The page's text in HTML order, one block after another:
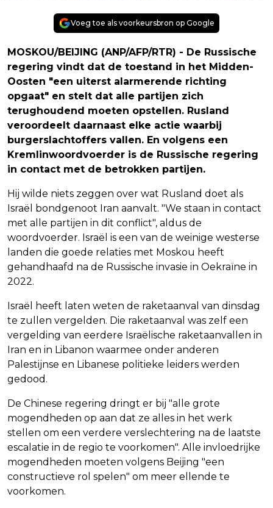
Voeg toe als voorkeursbron op Google
MOSKOU/BEIJING (ANP/AFP/RTR) - De Russische
regering vindt dat de toestand in het Midden-
Oosten "een uiterst alarmerende richting
opgaat" en stelt dat alle partijen zich
terughoudend moeten opstellen. Rusland
veroordeelt daarnaast elke actie waarbij
burgerslachtoffers vallen. En volgens een
Kremlinwoordvoerder is de Russische regering
in contact met de betrokken partijen.
Hij wilde niets zeggen over wat Rusland doet als
Israël bondgenoot Iran aanvalt. "We staan in contact
met alle partijen in dit conflict", aldus de
woordvoerder. Israël is een van de weinige westerse
landen die goede relaties met Moskou heeft
gehandhaafd na de Russische invasie in Oekraïne in
2022.
Israël heeft laten weten de raketaanval van dinsdag
te zullen vergelden. Die raketaanval was zelf een
vergelding van eerdere Israëlische raketaanvallen in
Iran en in Libanon waarmee onder anderen
Palestijnse en Libanese politieke leiders werden
gedood.
De Chinese regering dringt er bij "alle grote
mogendheden op aan dat ze alles in het werk
stellen om een verdere verslechtering na de laatste
escalatie in de regio te voorkomen". Alle invloedrijke
mogendheden moeten volgens Beijing "een
constructieve rol spelen" om meer ellende te
voorkomen.